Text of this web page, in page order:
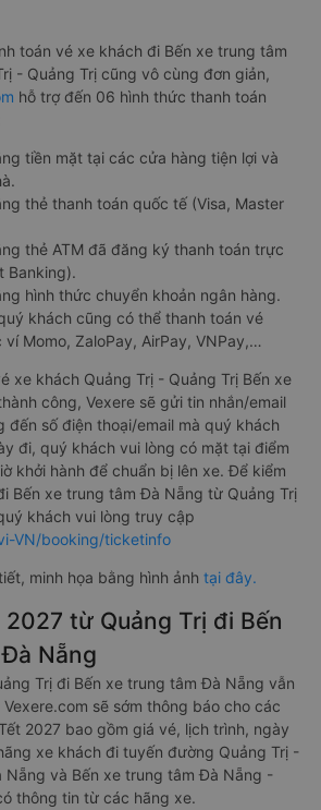
toán vé xe khách đi Bến xe trung tâm
- Quảng Trị cũng vô cùng đơn giản,
hỗ trợ đến 06 hình thức thanh toán
tiền mặt tại các cửa hàng tiện lợi và
thẻ thanh toán quốc tế (Visa, Master
thẻ ATM đã đăng ký thanh toán trực
Banking).
hình thức chuyển khoản ngân hàng.
khách cũng có thể thanh toán vé
Momo, ZaloPay, AirPay, VNPay,…
xe khách Quảng Trị - Quảng Trị Bến xe
công, Vexere sẽ gửi tin nhắn/email
đến số điện thoại/email mà quý khách
đi, quý khách vui lòng có mặt tại điểm
khởi hành để chuẩn bị lên xe. Để kiểm
Bến xe trung tâm Đà Nẵng từ Quảng Trị
khách vui lòng truy cập
VN/booking/ticketinfo
minh họa bằng hình ảnh tại đây.
từ Quảng Trị đi Bến
Nẵng
Trị đi Bến xe trung tâm Đà Nẵng vẫn
sẽ sớm thông báo cho các
2027 bao gồm giá vé, lịch trình, ngày
xe khách đi tuyến đường Quảng Trị -
Nẵng và Bến xe trung tâm Đà Nẵng -
thông tin từ các hãng xe.